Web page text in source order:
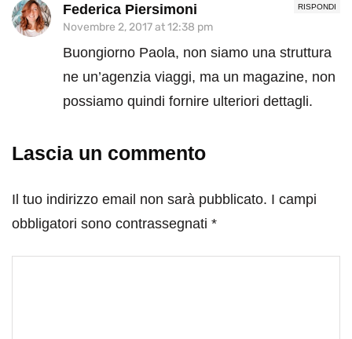
RISPONDI
Federica Piersimoni
Novembre 2, 2017 at 12:38 pm
Buongiorno Paola, non siamo una struttura
ne un’agenzia viaggi, ma un magazine, non
possiamo quindi fornire ulteriori dettagli.
Lascia un commento
Il tuo indirizzo email non sarà pubblicato. I campi
obbligatori sono contrassegnati *